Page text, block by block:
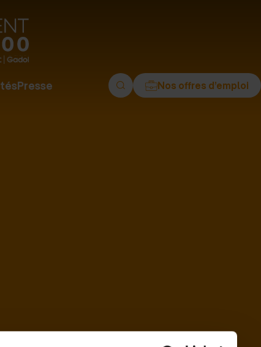
Groupement
Optic
-
Presse Nos offres d’emploi